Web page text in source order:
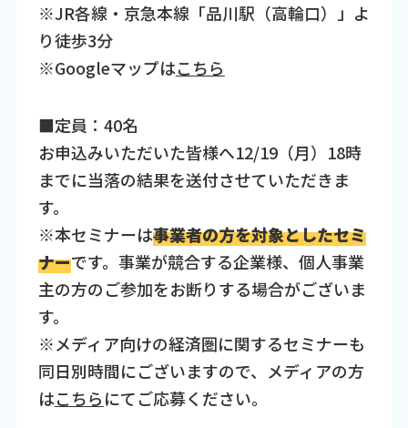
※JR各線・京急本線「品川駅（高輪口）」よ
り徒歩3分
※Googleマップはこちら
■定員：40名
お申込みいただいた皆様へ12/19（月）18時
までに当落の結果を送付させていただきま
す。
※本セミナーは事業者の方を対象としたセミ
ナーです。事業が競合する企業様、個人事業
主の方のご参加をお断りする場合がございま
す。
※メディア向けの経済圏に関するセミナーも
同日別時間にございますので、メディアの方
はこちらにてご応募ください。